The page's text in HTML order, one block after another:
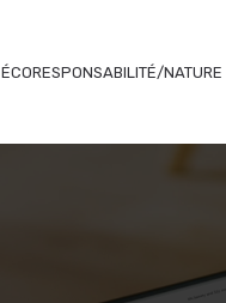
ÉCORESPONSABILITÉ/NATURE